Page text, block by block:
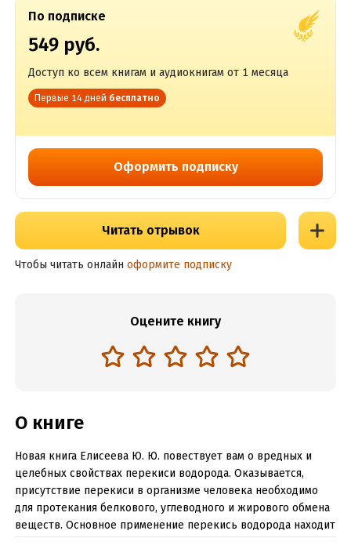
По подписке
549 руб.
Доступ ко всем книгам и аудиокнигам от 1 месяца
Первые 14 дней бесплатно
Оформить подписку
Читать отрывок
Чтобы читать онлайн оформите подписку
Оцените книгу
О книге
Новая книга Елисеева Ю. Ю. повествует вам о вредных и
целебных свойствах перекиси водорода. Оказывается,
присутствие перекиси в организме человека необходимо
для протекания белкового, углеводного и жирового обмена
веществ. Основное применение перекись водорода находит